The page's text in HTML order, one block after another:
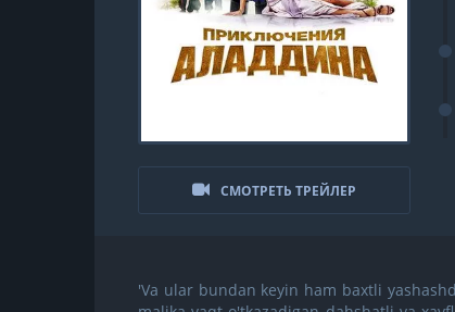
СМОТРЕТЬ ТРЕЙЛЕР
'Va ular bundan keyin ham baxtli